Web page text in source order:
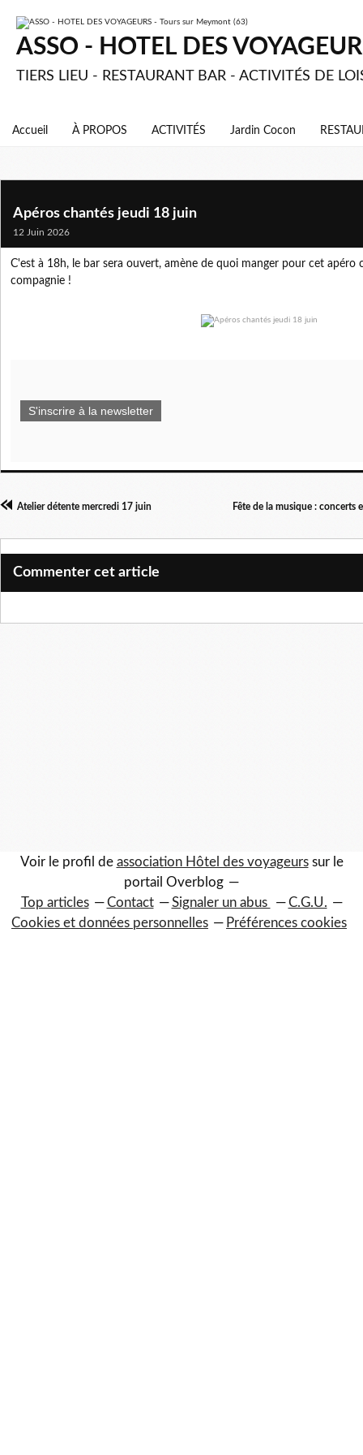
ASSO - HOTEL DES
TIERS LIEU - RESTAURANT BAR - ACTIVITÉS DE
Accueil À PROPOS ACTIVITÉS Jardin Cocon
Apéros chantés jeudi 18 juin
12 Juin 2026
C'est à 18h, le bar sera ouvert, amène de quoi manger pour cet apéro
compagnie !
S'inscrire à la newsletter
Atelier détente mercredi 17 juin Fête de la musique : concerts
Commenter cet article
Voir le profil de association Hôtel des voyageurssur le
portail Overblog
Top articles
Contact Signaler un abus
C.G.U.
Cookies et données personnelles
Préférences cookies